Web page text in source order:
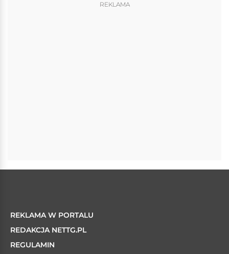
REKLAMA
REKLAMA W PORTALU
REDAKCJA NETTG.PL
REGULAMIN